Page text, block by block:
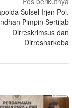
Sulsel Irjen Pol.
Pimpin Sertijab
Dirreskrimsus dan
Dirresnarkoba